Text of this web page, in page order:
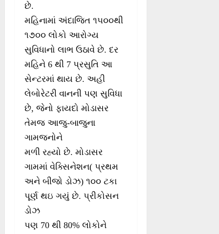
છે.
મહિનામાં અંદાજિત ૧૫૦૦થી
૧૭૦૦ લોકો આરોગ્ય
સુવિધાનો લાભ ઉઠાવે છે. દર
મહિને 6 થી 7 પ્રસુતિ આ
સેન્ટરમાં થાય છે. અહી
લેબોરેટરી વાનની પણ સુવિધા
છે, જેનો ફાયદો મોડાસર
તેમજ આજુ-બાજુના
ગામજનોને
મળી રહ્યો છે. મોડાસર
ગામમાં વેક્સિનેશન( પ્રથમ
અને બીજો ડોઝ) ૧૦૦ ટકા
પૂર્ણ થઇ ગયું છે. પ્રીકોસન
ડોઝ
પણ 70 થી 80% લોકોને